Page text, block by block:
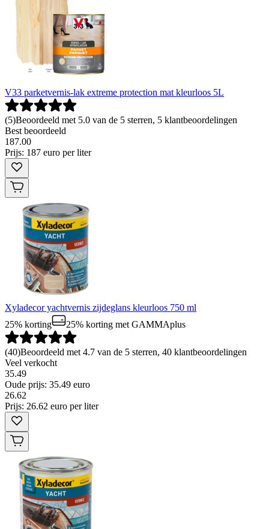
V33 parketvernis-lak extreme protection mat kleurloos 5L
(5)Beoordeeld met 5.0 van de 5 sterren, 5 klantbeoordelingen
Best beoordeeld
187.00
Prijs: 187 euro per liter
Xyladecor yachtvernis zijdeglans kleurloos 750 ml
25% korting
25% korting met GAMMAplus
(40)Beoordeeld met 4.7 van de 5 sterren, 40 klantbeoordelingen
Veel verkocht
35.49
Oude prijs: 35.49 euro
26.62
Prijs: 26.62 euro per liter